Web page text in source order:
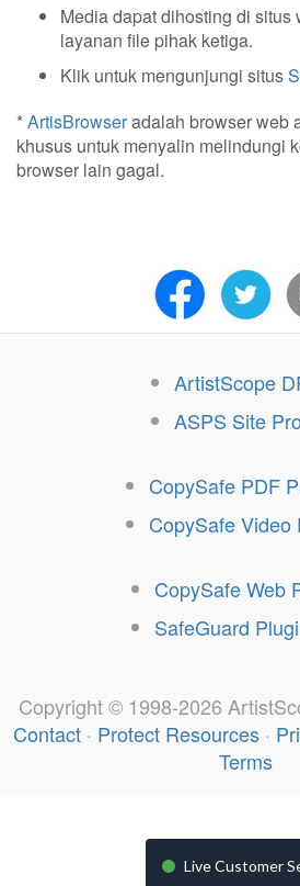
Media dapat dihosting di situs
layanan file pihak ketiga.
Klik untuk mengunjungi situs
*ArtisBrowseradalah browser web
khusus untuk menyalin melindungi
browser lain gagal.
ArtistScope
ASPS Site
CopySafe PDF
CopySafe Video
CopySafe Web
SafeGuard
Copyright © 1998-2026
Contact · Protect Resources ·
Terms
Live Customer